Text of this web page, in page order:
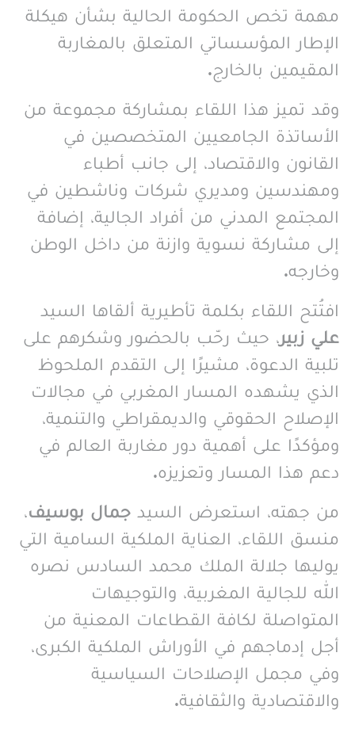
مهمة تخص الحكومة الحالية بشأن هيكلة
الإطار المؤسساتي المتعلق بالمغاربة
المقيمين بالخارج.
وقد تميز هذا اللقاء بمشاركة مجموعة من
الأساتذة الجامعيين المتخصصين في
القانون والاقتصاد، إلى جانب أطباء
ومهندسين ومديري شركات وناشطين في
المجتمع المدني من أفراد الجالية، إضافة
إلى مشاركة نسوية وازنة من داخل الوطن
وخارجه.
افتُتح اللقاء بكلمة تأطيرية ألقاها السيد
علي زبير، حيث رحّب بالحضور وشكرهم على
تلبية الدعوة، مشيرًا إلى التقدم الملحوظ
الذي يشهده المسار المغربي في مجالات
الإصلاح الحقوقي والديمقراطي والتنمية،
ومؤكدًا على أهمية دور مغاربة العالم في
دعم هذا المسار وتعزيزه.
من جهته، استعرض السيد جمال بوسيف،
منسق اللقاء، العناية الملكية السامية التي
يوليها جلالة الملك محمد السادس نصره
الله للجالية المغربية، والتوجيهات
المتواصلة لكافة القطاعات المعنية من
أجل إدماجهم في الأوراش الملكية الكبرى،
وفي مجمل الإصلاحات السياسية
والاقتصادية والثقافية.